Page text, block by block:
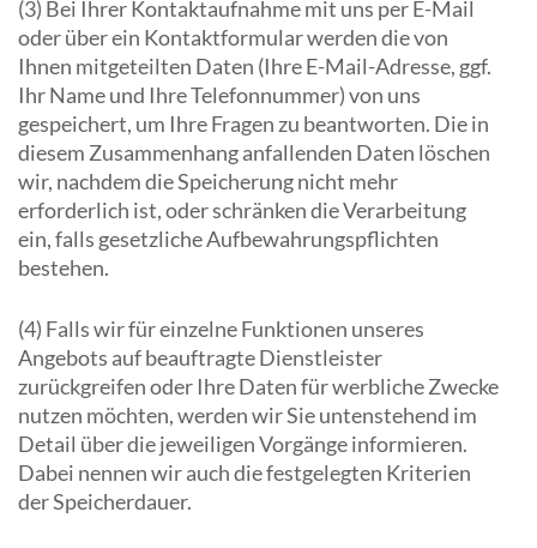
(3) Bei Ihrer Kontaktaufnahme mit uns per E-Mail
oder über ein Kontaktformular werden die von
Ihnen mitgeteilten Daten (Ihre E-Mail-Adresse, ggf.
Ihr Name und Ihre Telefonnummer) von uns
gespeichert, um Ihre Fragen zu beantworten. Die in
diesem Zusammenhang anfallenden Daten löschen
wir, nachdem die Speicherung nicht mehr
erforderlich ist, oder schränken die Verarbeitung
ein, falls gesetzliche Aufbewahrungspflichten
bestehen.
(4) Falls wir für einzelne Funktionen unseres
Angebots auf beauftragte Dienstleister
zurückgreifen oder Ihre Daten für werbliche Zwecke
nutzen möchten, werden wir Sie untenstehend im
Detail über die jeweiligen Vorgänge informieren.
Dabei nennen wir auch die festgelegten Kriterien
der Speicherdauer.